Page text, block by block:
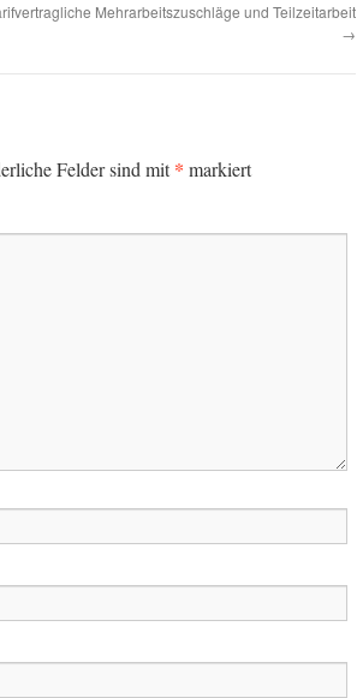
Mehrarbeitszuschläge und Teilzeitarbeit
→
Felder sind mit* markiert